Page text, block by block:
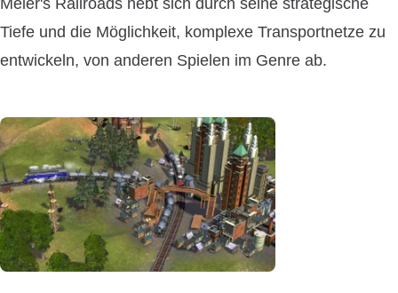
Meier's Railroads hebt sich durch seine strategische
Tiefe und die Möglichkeit, komplexe Transportnetze zu
entwickeln, von anderen Spielen im Genre ab.